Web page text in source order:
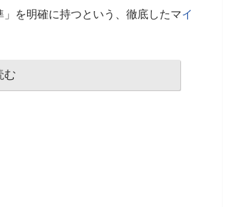
を明確に持つという、徹底したマイ
む